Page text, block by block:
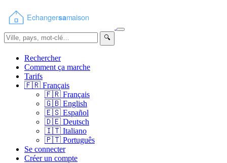
🔍
Rechercher
Comment ça marche
Tarifs
🇫🇷 Français
🇫🇷 Français
🇬🇧 English
🇪🇸 Español
🇩🇪 Deutsch
🇮🇹 Italiano
🇵🇹 Português
Se connecter
Créer un compte